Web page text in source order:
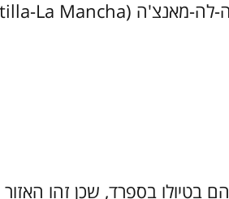
בטיולו בספרד, שכן זהו